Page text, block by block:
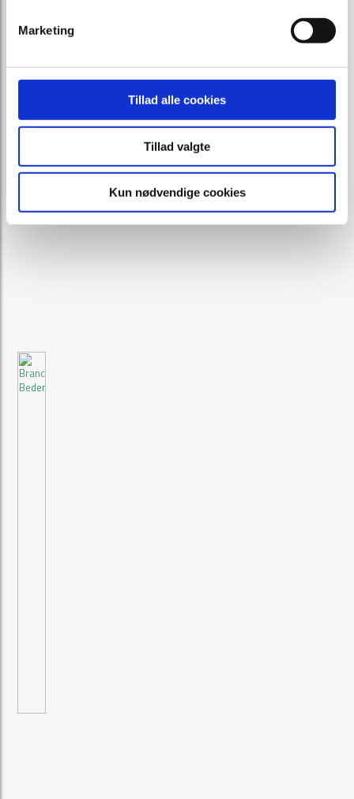
Marketing
Tillad alle cookies
Tillad valgte
Kun nødvendige cookies